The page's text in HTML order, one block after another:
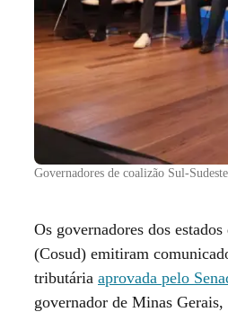
Governadores de coalizão Sul-
Os governadores dos
(Cosud) emitiram
tributária aprovada pelo
governador de Minas